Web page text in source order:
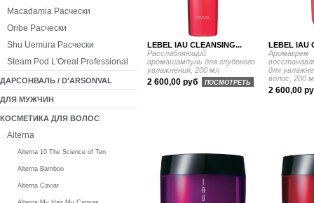
LEBEL IAU CLEANSING...
Расслабляющий
аромашампунь для глубокого
увлажнения, 200 мл
2 600,00 руб ПОСМОТРЕТЬ
LEBEL IAU
Аромакрем
для
волос, 200
2 600,00
Macadamia Расчески
Oribe Расчески
Shu Uemura Расчески
Steam Pod L'Oreal Professional
ДАРСОНВАЛЬ / D'ARSONVAL
ДЛЯ МУЖЧИН
КОСМЕТИКА ДЛЯ ВОЛОС
Alterna
Alterna 10 The Science of Ten
Alterna Bamboo
Alterna Caviar